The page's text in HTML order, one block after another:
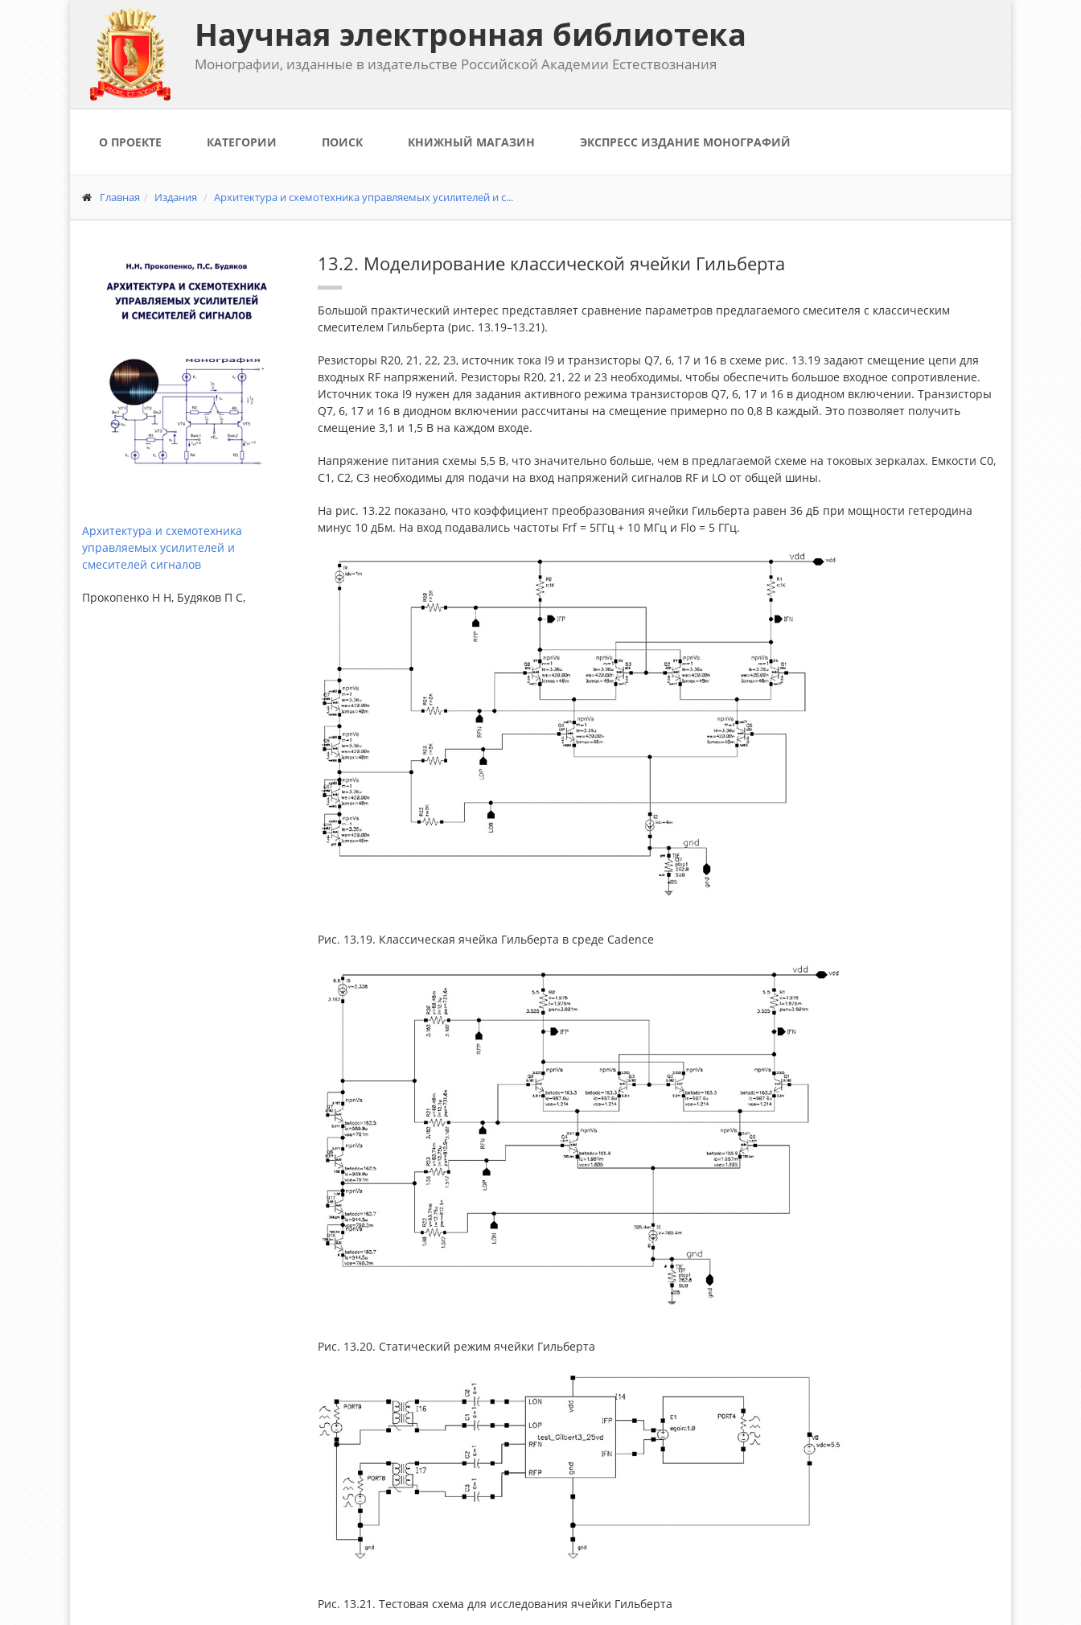
Научная электронная библиотека
Монографии, изданные в издательстве Российской Академии Естествознания
О ПРОЕКТЕ КАТЕГОРИИ ПОИСК КНИЖНЫЙ МАГАЗИН ЭКСПРЕСС ИЗДАНИЕ МОНОГРАФИЙ
Главная Издания Архитектура и схемотехника управляемых усилителей и с...
Архитектура и схемотехника
управляемых усилителей и
смесителей сигналов
Прокопенко Н Н, Будяков П С,
13.2. Моделирование классической ячейки Гильберта
Большой практический интерес представляет сравнение параметров предлагаемого смесителя с классическим
смесителем Гильберта (рис. 13.19–13.21).
Резисторы R20, 21, 22, 23, источник тока I9 и транзисторы Q7, 6, 17 и 16 в схеме рис. 13.19 задают смещение цепи для
входных RF напряжений. Резисторы R20, 21, 22 и 23 необходимы, чтобы обеспечить большое входное сопротивление.
Источник тока I9 нужен для задания активного режима транзисторов Q7, 6, 17 и 16 в диодном включении. Транзисторы
Q7, 6, 17 и 16 в диодном включении рассчитаны на смещение примерно по 0,8 В каждый. Это позволяет получить
смещение 3,1 и 1,5 В на каждом входе.
Напряжение питания схемы 5,5 В, что значительно больше, чем в предлагаемой схеме на токовых зеркалах. Емкости С0,
С1, С2, С3 необходимы для подачи на вход напряжений сигналов RF и LO от общей шины.
На рис. 13.22 показано, что коэффициент преобразования ячейки Гильберта равен 36 дБ при мощности гетеродина
минус 10 дБм. На вход подавались частоты Frf = 5ГГц + 10 МГц и Flo = 5 ГГц.
Рис. 13.19. Классическая ячейка Гильберта в среде Cadence
Рис. 13.20. Статический режим ячейки Гильберта
Рис. 13.21. Тестовая схема для исследования ячейки Гильберта